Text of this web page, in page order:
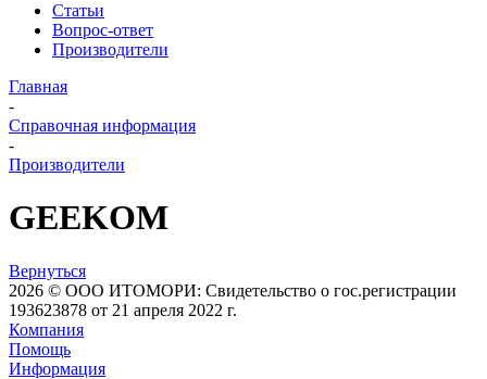
Статьи
Вопрос-ответ
Производители
Главная
-
Справочная информация
-
Производители
GEEKOM
Вернуться
2026 © ООО ИТОМОРИ: Свидетельство о гос.регистрации
193623878 от 21 апреля 2022 г.
Компания
Помощь
Информация